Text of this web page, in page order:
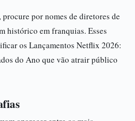
por nomes de diretores de
histórico em franquias. Esses
os Lançamentos Netflix 2026:
do Ano que vão atrair público